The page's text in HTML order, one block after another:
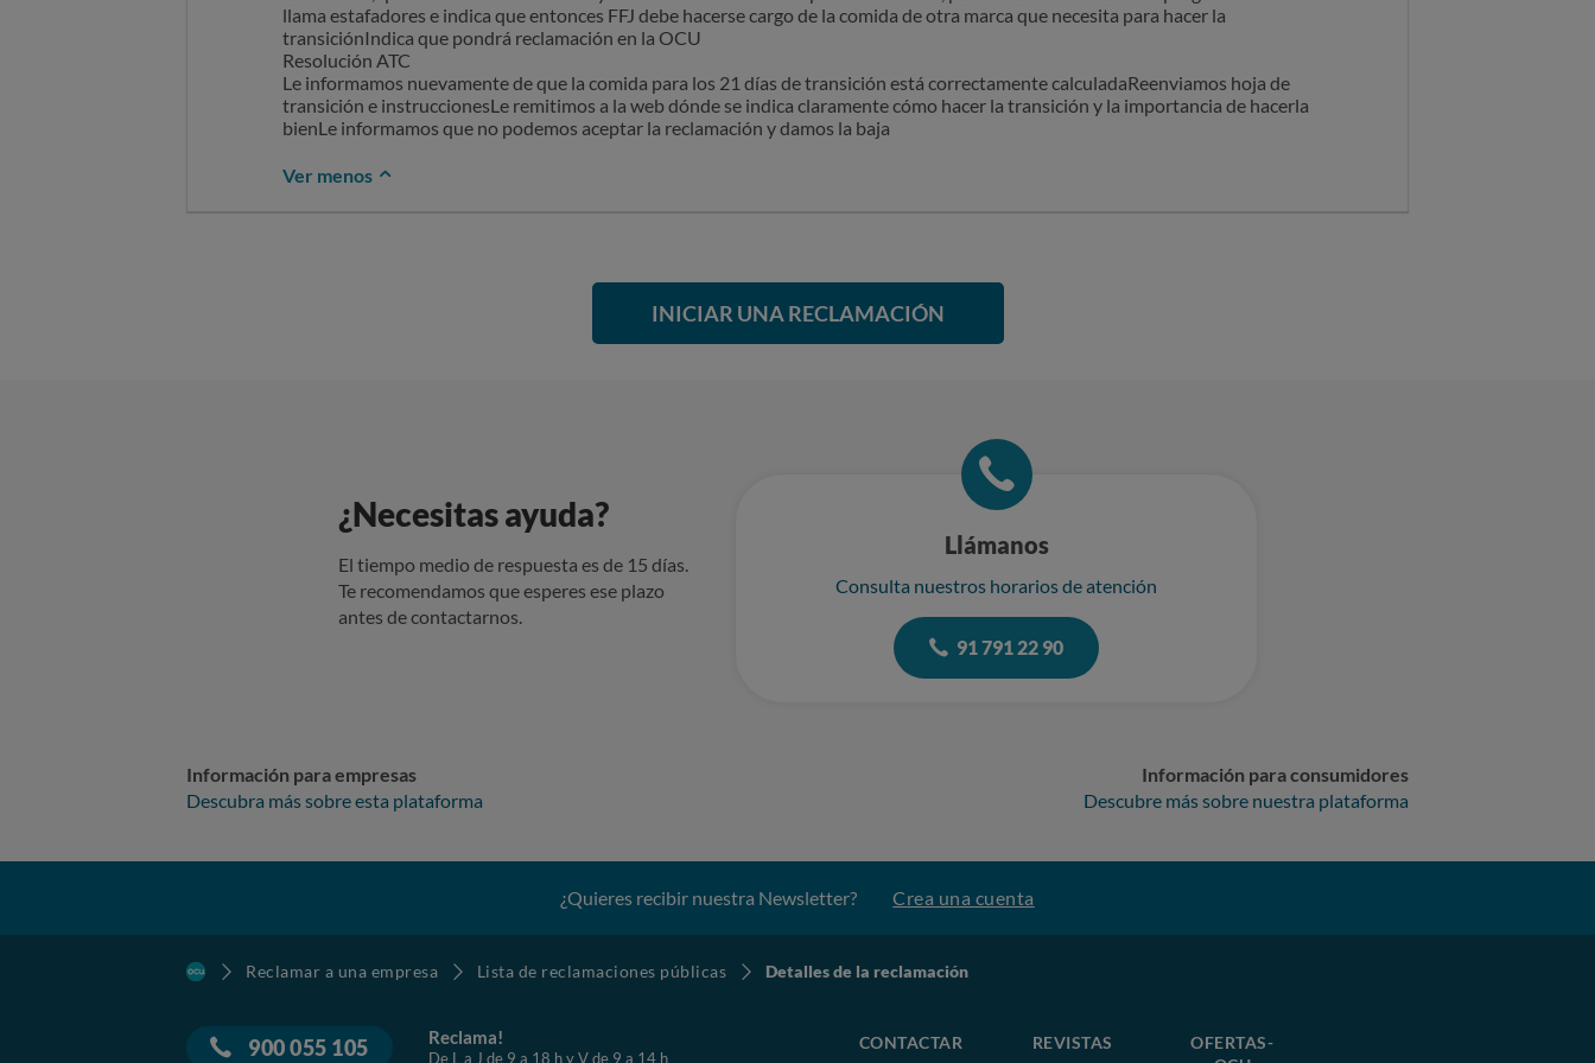
Y que no se me suscriba a nada que yo no solicite. Me suscribire cuando vea que son una marca legal pero reconoceran que este
no es el mejor comienzo.
Sin otro particular, atentamente.
David Boyero lopez
669923344d@gmail.com
llama estafadores e indica que entonces FFJ debe hacerse cargo de la comida de otra marca que necesita para hacer la
transiciónIndica que pondrá reclamación en la OCU
Resolución ATC
Le informamos nuevamente de que la comida para los 21 días de transición está correctamente calculadaReenviamos hoja de
transición e instruccionesLe remitimos a la web dónde se indica claramente cómo hacer la transición y la importancia de hacerla
bienLe informamos que no podemos aceptar la reclamación y damos la baja
Ver menos
INICIAR UNA RECLAMACIÓN
¿Necesitas ayuda?
El tiempo medio de respuesta es de 15 días.
Te recomendamos que esperes ese plazo
antes de contactarnos.
Llámanos
Consulta nuestros horarios de atención
91 791 22 90
Información para empresas
Descubra más sobre esta plataforma
Información para consumidores
Descubre más sobre nuestra plataforma
¿Quieres recibir nuestra Newsletter? Crea una cuenta
Reclamar a una empresa Lista de reclamaciones públicas Detalles de la reclamación
900 055 105 Reclama!
De L a J de 9 a 18 h y V de 9 a 14 h
CONTACTAR REVISTAS
OFERTAS-